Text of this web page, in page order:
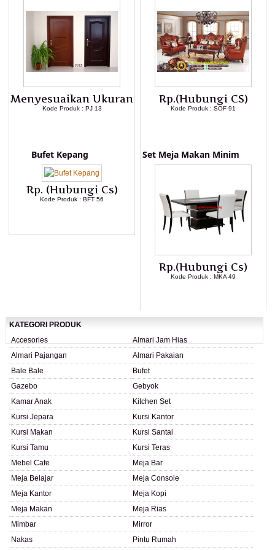
Menyesuaikan Ukuran
Kode Produk : PJ 13
Rp.(Hubungi CS)
Kode Produk : SOF 91
Bufet Kepang
Rp. (Hubungi Cs)
Kode Produk : BFT 56
Set Meja Makan Minim
Rp.(Hubungi Cs)
Kode Produk : MKA 49
KATEGORI PRODUK
Accesories
Almari Jam Hias
Almari Pajangan
Almari Pakaian
Bale Bale
Bufet
Gazebo
Gebyok
Kamar Anak
Kitchen Set
Kursi Jepara
Kursi Kantor
Kursi Makan
Kursi Santai
Kursi Tamu
Kursi Teras
Mebel Cafe
Meja Bar
Meja Belajar
Meja Console
Meja Kantor
Meja Kopi
Meja Makan
Meja Rias
Mimbar
Mirror
Nakas
Pintu Rumah